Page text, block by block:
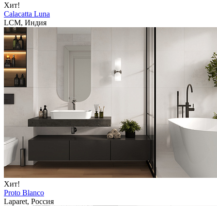
Хит!
Calacatta Luna
LCM, Индия
Хит!
Proto Blanco
Laparet, Россия